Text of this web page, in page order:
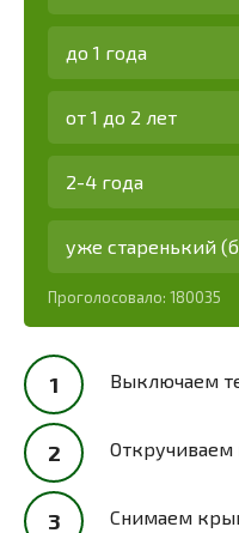
до 1 года
от 1 до 2 лет
2-4 года
уже старенький
Проголосовало: 180035
Выключаем
Откручиваем
Снимаем